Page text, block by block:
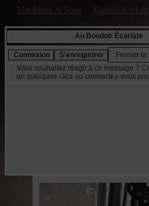
Machines A Sous
Au Boudoir Écarlate
Vous souhaitez réagir à ce message ?
en quelques clics ou connectez-vous